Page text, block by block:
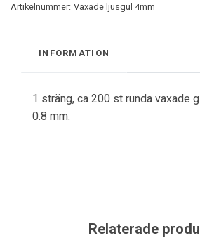
Artikelnummer: Vaxade ljusgul 4mm
INFORMATION
1 sträng, ca 200 st runda vaxade
0.8 mm.